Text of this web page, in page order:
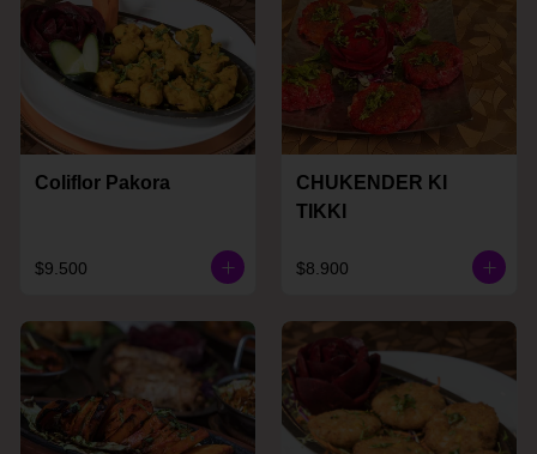
Coliflor Pakora
$9.500
CHUKENDER KI
TIKKI
$8.900